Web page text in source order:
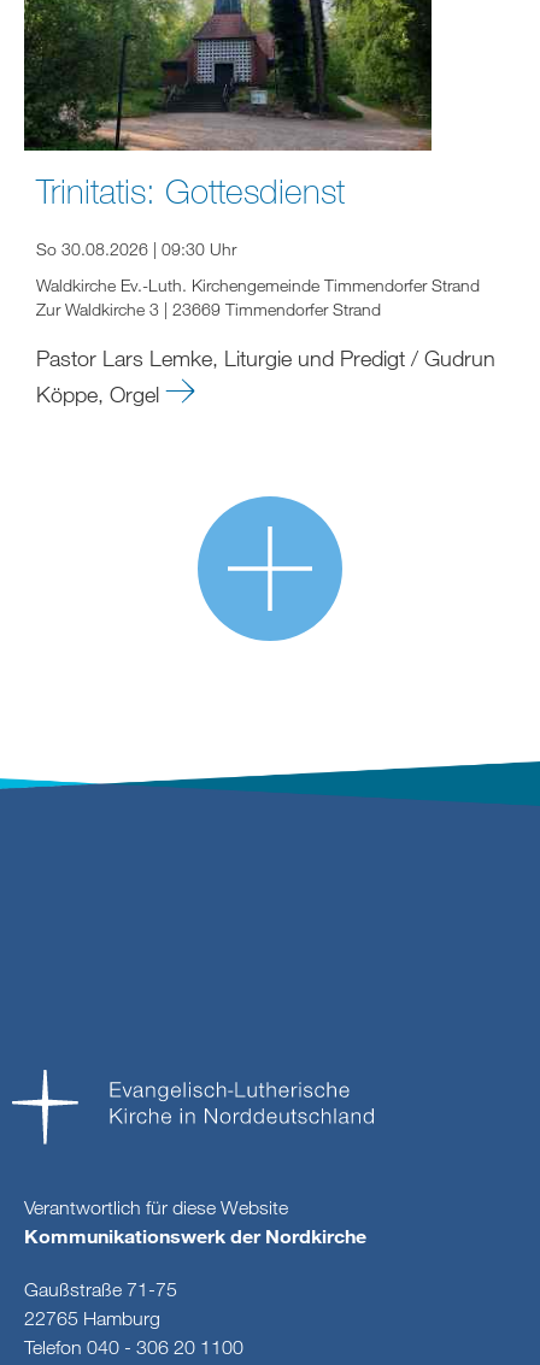
Trinitatis: Gottesdienst
So 30.08.2026 | 09:30 Uhr
Waldkirche Ev.-Luth. Kirchengemeinde Timmendorfer Strand
Zur Waldkirche 3 | 23669 Timmendorfer Strand
Pastor Lars Lemke, Liturgie und Predigt / Gudrun
Köppe, Orgel
Verantwortlich für diese Website
Kommunikationswerk der Nordkirche
Gaußstraße 71-75
22765 Hamburg
Telefon 040 - 306 20 1100